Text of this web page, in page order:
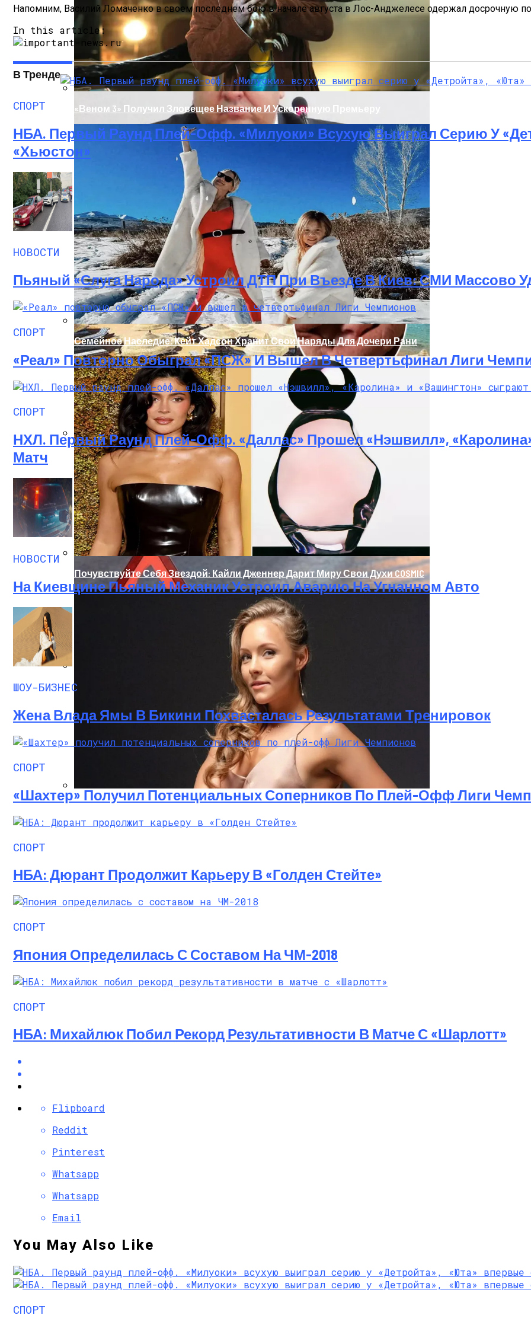
Прокурор Хмельницкой Области Умер От Осложнений Коронавируса
В Египте Госпитализировали 5-Летнюю Украинку С Признаками Изнасилования: Мать Отрицает
«Морковное» ДТП На Трассе Одесса-Николаев: Столкнулись Два Грузовика
«Веном 3» Получил Зловещее Название И Ускоренную Премьеру
Семейное Наследие: Кейт Хадсон Хранит Свои Наряды Для Дочери Рани
Почувствуйте Себя Звездой: Кайли Дженнер Дарит Миру Свои Духи COSMIC
Алёна Шоптенко Показала Танцевальный Мастер-Класс На Пляже В Турции
Напомним, Василий Ломаченко в своем последнем бою в начале августа в Лос-Анджелесе одержал досрочную
In this article:
В Тренде
СПОРТ
НБА. Первый Раунд Плей-Офф. «Милуоки» Всухую Выиграл Серию У
«Хьюстон»
НОВОСТИ
Пьяный «слуга Народа» Устроил ДТП При Въезде В Киев: СМИ
СПОРТ
«Реал» Повторно Обыграл «ПСЖ» И Вышел В Четвертьфинал Лиги
СПОРТ
НХЛ. Первый Раунд Плей-Офф. «Даллас» Прошел «Нэшвилл»,
Матч
НОВОСТИ
На Киевщине Пьяный Механик Устроил Аварию На Угнанном Авто
ШОУ-БИЗНЕС
Жена Влада Ямы В Бикини Похвасталась Результатами Тренировок
СПОРТ
«Шахтер» Получил Потенциальных Соперников По Плей-Офф Лиги
СПОРТ
НБА: Дюрант Продолжит Карьеру В «Голден Стейте»
СПОРТ
Япония Определилась С Составом На ЧМ-2018
СПОРТ
НБА: Михайлюк Побил Рекорд Результативности В Матче С «Шарлотт»
Flipboard
Reddit
Pinterest
Whatsapp
Whatsapp
Email
You May Also Like
СПОРТ